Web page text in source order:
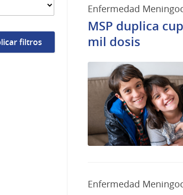
Enfermedad
MSP duplica
mil dosis
Enfermedad